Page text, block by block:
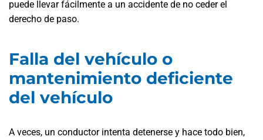
puede llevar fácilmente a un accidente de no ceder el
derecho de paso.
Falla del vehículo o
mantenimiento deficiente
del vehículo
A veces, un conductor intenta detenerse y hace todo bien,